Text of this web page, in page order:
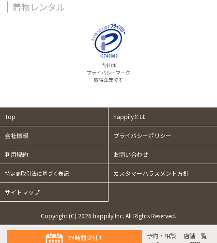
着物レンタル
当社は
プライバシーマーク
取得企業です
Top happilyとは
会社情報 プライバシーポリシー
利用規約 お問い合わせ
特定商取引法に基づく表記 カスタマーハラスメント方針
サイトマップ
Copyright (C) 2026 happily Inc. All Rights Reserved.
24時間受付！ 予約・相談 店舗一覧